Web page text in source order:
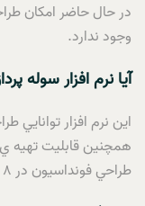
در حال حاضر امکان
وجود ندارد.
آيا نرم افزار سوله
اين نرم افزار توانايي
طراحي فونداسيون در SAFE 8 وجود دارد.